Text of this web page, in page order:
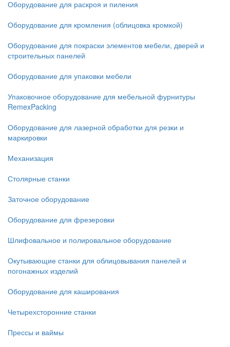
Оборудование для раскроя и пиления
Оборудование для кромления (облицовка кромкой)
Оборудование для покраски элементов мебели, дверей и
строительных панелей
Оборудование для упаковки мебели
Упаковочное оборудование для мебельной фурнитуры
RemexPacking
Оборудование для лазерной обработки для резки и
маркировки
Механизация
Столярные станки
Заточное оборудование
Оборудование для фрезеровки
Шлифовальное и полировальное оборудование
Окутывающие станки для облицовывания панелей и
погонажных изделий
Оборудование для каширования
Четырехсторонние станки
Прессы и ваймы